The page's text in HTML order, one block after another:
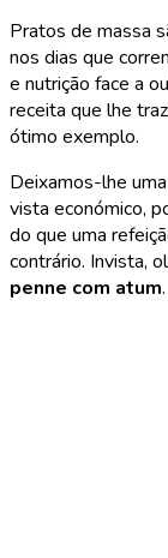
Pratos de massa
nos dias que
e nutrição face a
receita que lhe
ótimo exemplo.
Deixamos-lhe
vista económico,
do que uma
contrário. Invista,
penne com atum.